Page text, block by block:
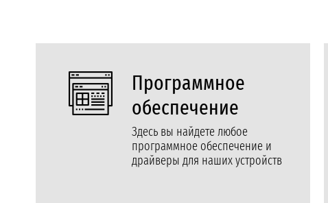
Программное
обеспечение
Здесь вы найдете любое
программное обеспечение и
драйверы для наших устройств